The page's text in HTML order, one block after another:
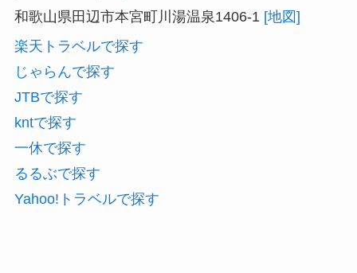
和歌山県田辺市本宮町川湯温泉1406-1 [地図]
楽天トラベルで探す
じゃらんで探す
JTBで探す
kntで探す
一休で探す
るるぶで探す
Yahoo!トラベルで探す